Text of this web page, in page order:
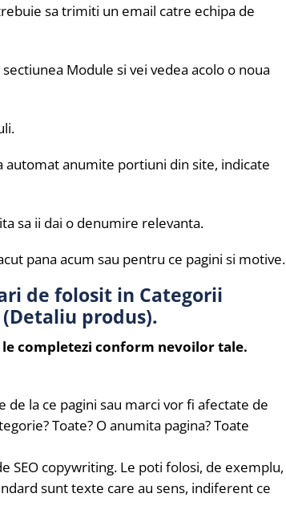
sa trimiti un email catre echipa de
Module si vei vedea acolo o noua
automat anumite portiuni din site, indicate
sa ii dai o denumire relevanta.
pana acum sau pentru ce pagini si motive.
de folosit in Categorii
produs).
le completezi conform nevoilor tale.
de la ce pagini sau marci vor fi afectate de
Toate? O anumita pagina? Toate
SEO copywriting. Le poti folosi, de exemplu,
sunt texte care au sens, indiferent ce